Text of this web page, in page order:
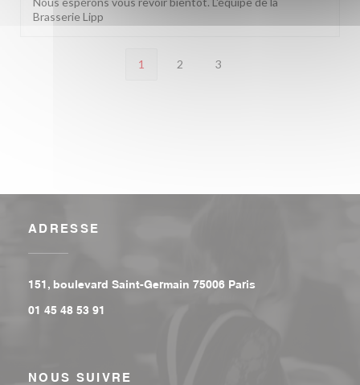
Brasserie Lipp
1 2 3
ADRESSE
151, boulevard Saint-Germain 75006 Paris
01 45 48 53 91
NOUS SUIVRE